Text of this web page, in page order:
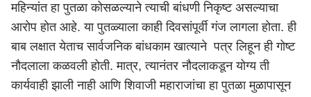
महिन्यांत हा पुतळा कोसळल्याने त्याची बांधणी निकृष्ट असल्याचा
आरोप होत आहे. या पुतळ्याला काही दिवसांपूर्वी गंज लागला होता. ही
बाब लक्षात येताच सार्वजनिक बांधकाम खात्याने पत्र लिहून ही गोष्ट
नौदलाला कळवली होती. मात्र, त्यानंतर नौदलाकडून योग्य ती
कार्यवाही झाली नाही आणि शिवाजी महाराजांचा हा पुतळा मुळापासून